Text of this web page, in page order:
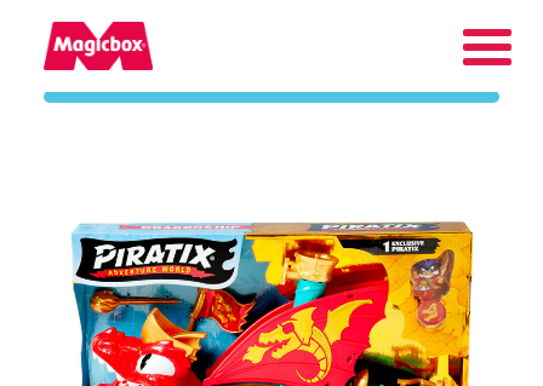
Collectors Area
Compañía